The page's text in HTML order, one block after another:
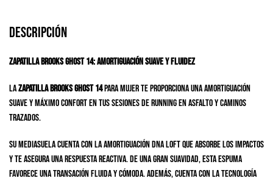
Descripción
Zapatilla Brooks Ghost 14: amortiguación suave y fluidez
LazapatillaBrooks Ghost 14para mujer te proporciona una amortiguación
suave y máximo confort en tus sesiones de running en asfalto y caminos
trazados.
Su mediasuela cuenta con la amortiguación DNA LOFT que absorbe los impactos
y te asegura una respuesta reactiva. De una gran suavidad, esta espuma
favorece una transación fluida y cómoda. Además, cuenta con la tecnología